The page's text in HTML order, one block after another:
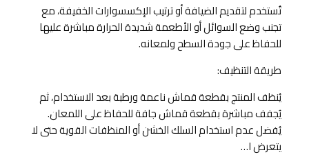
تُستخدم لتقديم الضيافة أو ترتيب الإكسسوارات الخفيفة، مع
تجنب وضع السوائل أو الأطعمة شديدة الحرارة مباشرة عليها
للحفاظ على جودة السطح ولمعانه.
طريقة التنظيف:
يُنظف المنتج بقطعة قماش ناعمة ورطبة بعد الاستخدام، ثم
يُجفف مباشرة بقطعة قماش جافة للحفاظ على اللمعان.
يُفضل عدم استخدام السلك الخشن أو المنظفات القوية حتى لا
يتعرض ا…